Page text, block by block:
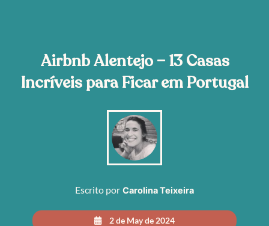
Airbnb Alentejo – 13 Casas
Incríveis para Ficar em Portugal
Escrito por Carolina Teixeira
2 de May de 2024